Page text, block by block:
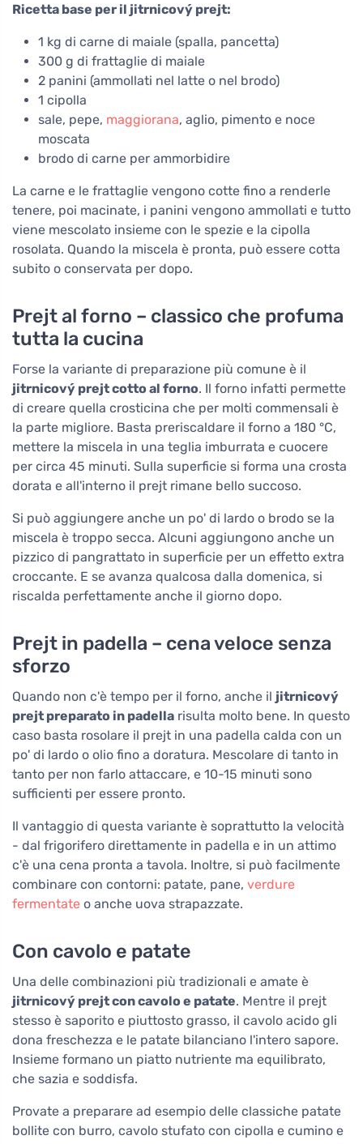
Ricetta base per il jitrnicový prejt:
1 kg di carne di maiale (spalla, pancetta)
300 g di frattaglie di maiale
2 panini (ammollati nel latte o nel brodo)
1 cipolla
sale, pepe, maggiorana, aglio, pimento e noce
moscata
brodo di carne per ammorbidire
La carne e le frattaglie vengono cotte fino a renderle
tenere, poi macinate, i panini vengono ammollati e tutto
viene mescolato insieme con le spezie e la cipolla
rosolata. Quando la miscela è pronta, può essere cotta
subito o conservata per dopo.
Prejt al forno – classico che profuma
tutta la cucina
Forse la variante di preparazione più comune è il
jitrnicový prejt cotto al forno. Il forno infatti permette
di creare quella crosticina che per molti commensali è
la parte migliore. Basta preriscaldare il forno a 180 °C,
mettere la miscela in una teglia imburrata e cuocere
per circa 45 minuti. Sulla superficie si forma una crosta
dorata e all'interno il prejt rimane bello succoso.
Si può aggiungere anche un po' di lardo o brodo se la
miscela è troppo secca. Alcuni aggiungono anche un
pizzico di pangrattato in superficie per un effetto extra
croccante. E se avanza qualcosa dalla domenica, si
riscalda perfettamente anche il giorno dopo.
Prejt in padella – cena veloce senza
sforzo
Quando non c'è tempo per il forno, anche il jitrnicový
prejt preparato in padella risulta molto bene. In questo
caso basta rosolare il prejt in una padella calda con un
po' di lardo o olio fino a doratura. Mescolare di tanto in
tanto per non farlo attaccare, e 10-15 minuti sono
sufficienti per essere pronto.
Il vantaggio di questa variante è soprattutto la velocità
- dal frigorifero direttamente in padella e in un attimo
c'è una cena pronta a tavola. Inoltre, si può facilmente
combinare con contorni: patate, pane, verdure
fermentate o anche uova strapazzate.
Con cavolo e patate
Una delle combinazioni più tradizionali e amate è
jitrnicový prejt con cavolo e patate. Mentre il prejt
stesso è saporito e piuttosto grasso, il cavolo acido gli
dona freschezza e le patate bilanciano l'intero sapore.
Insieme formano un piatto nutriente ma equilibrato,
che sazia e soddisfa.
Provate a preparare ad esempio delle classiche patate
bollite con burro, cavolo stufato con cipolla e cumino e